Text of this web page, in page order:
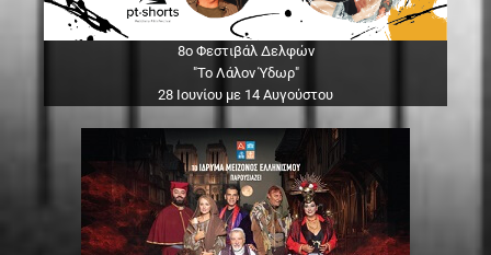
8ο Φεστιβάλ Δελφών
"Το Λάλον Ύδωρ"
28 Ιουνίου με 14 Αυγούστου